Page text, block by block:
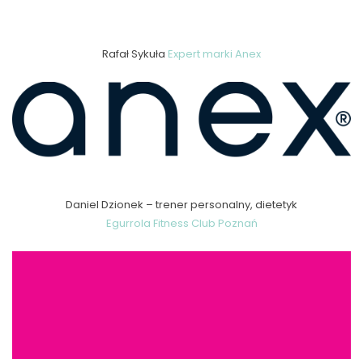
Rafał Sykuła Expert marki Anex
Daniel Dzionek – trener personalny, dietetyk
Egurrola Fitness Club Poznań